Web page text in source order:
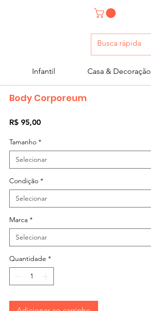
Infantil Casa & Decoração
Body Corporeum
R$ 95,00Preço
Tamanho *
Selecionar
Condição *
Selecionar
Marca *
Selecionar
Quantidade *